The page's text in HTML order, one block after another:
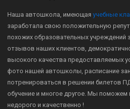
Наша автошкола, имеющая учебные
заработала свою положительную
похожих образовательных учреждений
отзывов наших клиентов,
высокого качества предоставляемых
фото нашей автошколы, расписание
потренироваться в решении билетов
обучение и многое другое. Мы поможем
недорого и качественно !